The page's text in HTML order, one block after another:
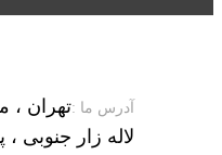
آدرس ما :تهران ،